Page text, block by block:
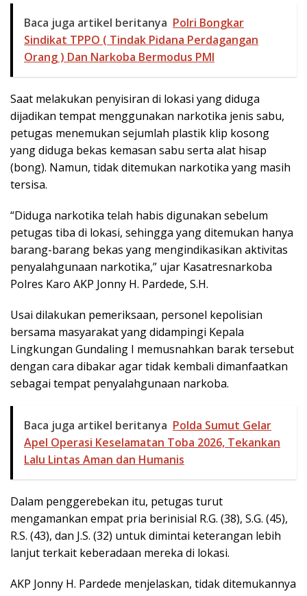
Baca juga artikel beritanya Polri Bongkar
Sindikat TPPO ( Tindak Pidana Perdagangan
Orang ) Dan Narkoba Bermodus PMI
Saat melakukan penyisiran di lokasi yang diduga
dijadikan tempat menggunakan narkotika jenis sabu,
petugas menemukan sejumlah plastik klip kosong
yang diduga bekas kemasan sabu serta alat hisap
(bong). Namun, tidak ditemukan narkotika yang masih
tersisa.
“Diduga narkotika telah habis digunakan sebelum
petugas tiba di lokasi, sehingga yang ditemukan hanya
barang-barang bekas yang mengindikasikan aktivitas
penyalahgunaan narkotika,” ujar Kasatresnarkoba
Polres Karo AKP Jonny H. Pardede, S.H.
Usai dilakukan pemeriksaan, personel kepolisian
bersama masyarakat yang didampingi Kepala
Lingkungan Gundaling I memusnahkan barak tersebut
dengan cara dibakar agar tidak kembali dimanfaatkan
sebagai tempat penyalahgunaan narkoba.
Baca juga artikel beritanya Polda Sumut Gelar
Apel Operasi Keselamatan Toba 2026, Tekankan
Lalu Lintas Aman dan Humanis
Dalam penggerebekan itu, petugas turut
mengamankan empat pria berinisial R.G. (38), S.G. (45),
R.S. (43), dan J.S. (32) untuk dimintai keterangan lebih
lanjut terkait keberadaan mereka di lokasi.
AKP Jonny H. Pardede menjelaskan, tidak ditemukannya